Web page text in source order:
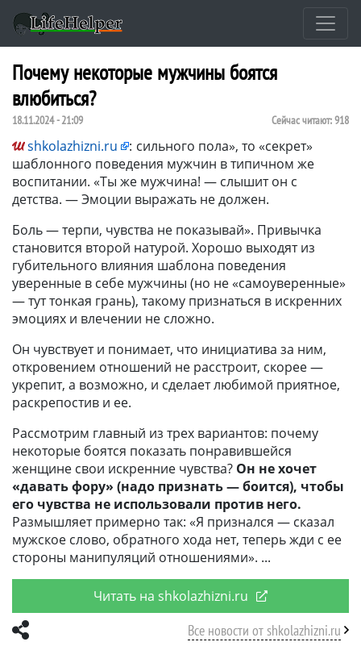
Почему некоторые мужчины боятся
влюбиться?
18.11.2024 - 21:09 Сейчас читают:918
shkolazhizni.ru : сильного пола», то «секрет»
шаблонного поведения мужчин в типичном же
воспитании. «Ты же мужчина! — слышит он с
детства. — Эмоции выражать не должен.
Боль — терпи, чувства не показывай». Привычка
становится второй натурой. Хорошо выходят из
губительного влияния шаблона поведения
уверенные в себе мужчины (но не «самоуверенные»
— тут тонкая грань), такому признаться в искренних
эмоциях и влечении не сложно.
Он чувствует и понимает, что инициатива за ним,
откровением отношений не расстроит, скорее —
укрепит, а возможно, и сделает любимой приятное,
раскрепостив и ее.
Рассмотрим главный из трех вариантов: почему
некоторые боятся показать понравившейся
женщине свои искренние чувства? Он не хочет
«давать фору» (надо признать — боится), чтобы
его чувства не использовали против него.
Размышляет примерно так: «Я признался — сказал
мужское слово, обратного хода нет, теперь жди с ее
стороны манипуляций отношениями».
Читать на shkolazhizni.ru
Все новости от shkolazhizni.ru